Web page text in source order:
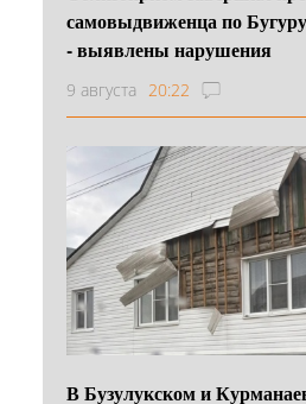
самовыдвиженца по
- выявлены нарушения
9 августа 20:22
В Бузулукском и